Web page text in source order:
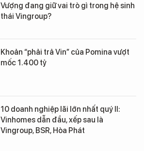
Vượng đang giữ vai trò gì trong hệ sinh
thái Vingroup?
Khoản “phải trả Vin” của Pomina vượt
mốc 1.400 tỷ
10 doanh nghiệp lãi lớn nhất quý II:
Vinhomes dẫn đầu, xếp sau là
Vingroup, BSR, Hòa Phát